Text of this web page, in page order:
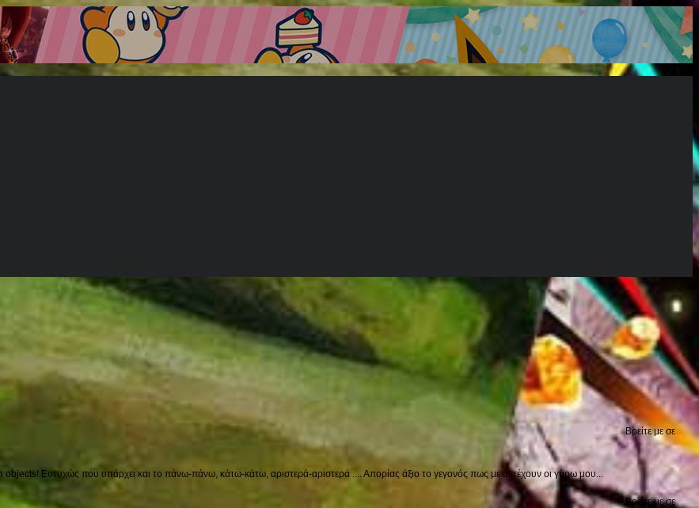
Βρείτε με σε
Ευτυχώς που υπάρχει και το πάνω-πάνω, κάτω-κάτω, αριστερά-αριστερά .... Απορίας άξιο το γεγονός πως με αντέχουν οι γύρω μου...
Βρείτε με σε